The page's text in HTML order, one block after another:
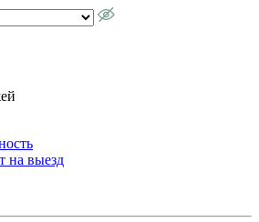
на выезд